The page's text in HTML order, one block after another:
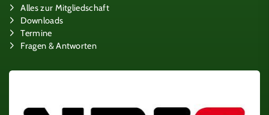
Alles zur Mitgliedschaft
Downloads
Termine
Fragen & Antworten